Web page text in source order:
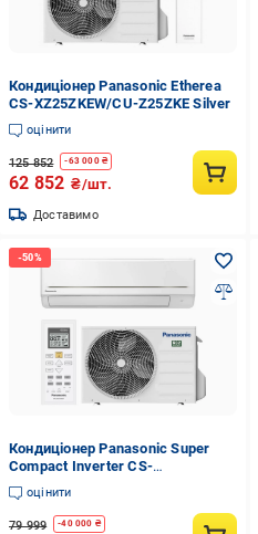
Кондиціонер Panasonic Etherea
CS-XZ25ZKEW/CU-Z25ZKE Silver
оцінити
125 852 -63 000₴
62 852 ₴/шт.
Доставимо
Кондиціонер Panasonic Super
Compact Inverter CS-
PZ25WKD/CU-PZ25WKD
оцінити
79 999 -40 000 ₴